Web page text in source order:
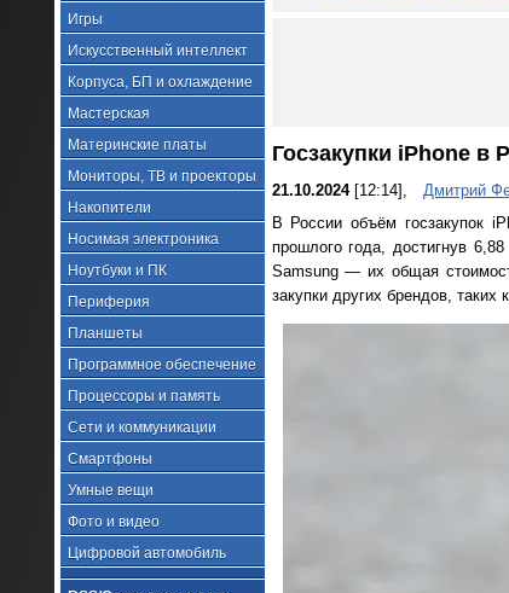
Игры
Искусственный интеллект
Корпуса, БП и охлаждение
Мастерская
Материнские платы
Мониторы, ТВ и проекторы
Накопители
Носимая электроника
Ноутбуки и ПК
Периферия
Планшеты
Программное обеспечение
Процессоры и память
Сети и коммуникации
Смартфоны
Умные вещи
Фото и видео
Цифровой автомобиль
Госзакупки iPhone в
21.10.2024[12:14],
Дмитрий
В России объём госзакупок
прошлого года, достигнув
Samsung — их общая
закупки других брендов,